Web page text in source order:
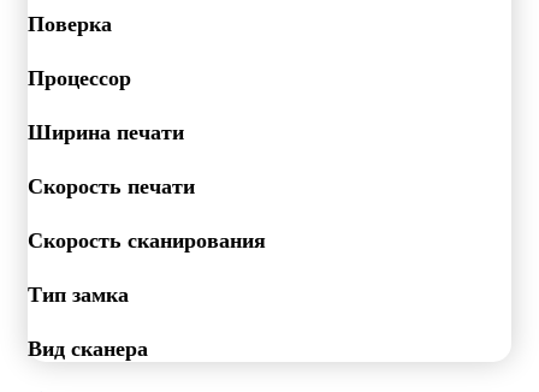
Поверка
Процессор
Ширина печати
Скорость печати
Скорость сканирования
Тип замка
Вид сканера